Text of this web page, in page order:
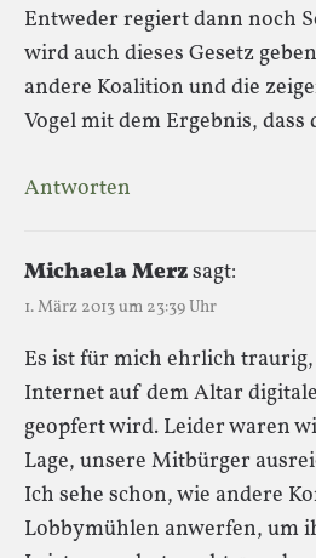
Entweder regiert dann noch
wird auch dieses Gesetz
andere Koalition und die
Vogel mit dem Ergebnis, dass
Antworten
Michaela Merzsagt:
1. März 2013 um 23:39 Uhr
Es ist für mich ehrlich traurig,
Internet auf dem Altar
geopfert wird. Leider waren
Lage, unsere Mitbürger
Ich sehe schon, wie andere
Lobbymühlen anwerfen, um